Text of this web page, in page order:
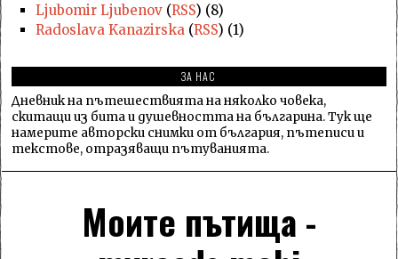
Ljubomir Ljubenov(RSS) (8)
Radoslava Kanazirska (RSS) (1)
ЗА НАС
Дневник на пътешествията на няколко човека,
скитащи из бита и душевността на българина. Тук ще
намерите авторски снимки от българия, пътеписи и
текстове, отразяващи пътуванията.
Моите пътища -